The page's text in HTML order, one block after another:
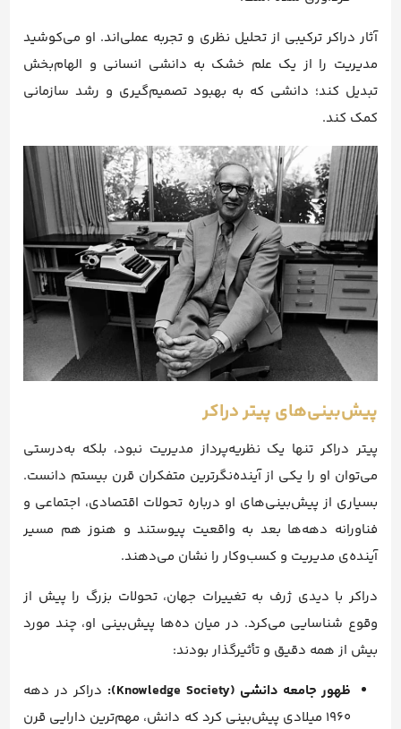
آثار دراکر ترکیبی از تحلیل نظری و تجربه عملی‌اند. او می‌کوشید
مدیریت را از یک علم خشک به دانشی انسانی و الهام‌بخش
تبدیل کند؛ دانشی که به بهبود تصمیم‌گیری و رشد سازمانی
کمک کند.
پیش‌بینی‌های پیتر دراکر
پیتر دراکر تنها یک نظریه‌پرداز مدیریت نبود، بلکه به‌درستی
می‌توان او را یکی از آینده‌نگرترین متفکران قرن بیستم دانست.
بسیاری از پیش‌بینی‌های او درباره تحولات اقتصادی، اجتماعی و
فناورانه دهه‌ها بعد به واقعیت پیوستند و هنوز هم مسیر
آینده‌ی مدیریت و کسب‌وکار را نشان می‌دهند.
دراکر با دیدی ژرف به تغییرات جهان، تحولات بزرگ را پیش از
وقوع شناسایی می‌کرد. در میان ده‌ها پیش‌بینی او، چند مورد
بیش از همه دقیق و تأثیرگذار بودند:
ظهور جامعه دانشی (Knowledge Society):
دراکر در دهه
۱۹۶۰ میلادی پیش‌بینی کرد که دانش، مهم‌ترین دارایی قرن